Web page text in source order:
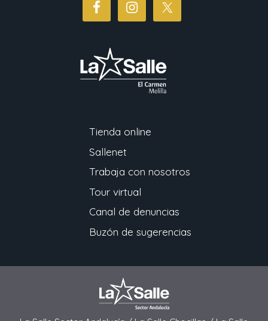
Tienda online
Sallenet
Trabaja con nosotros
Tour virtual
Canal de denuncias
Buzón de sugerencias